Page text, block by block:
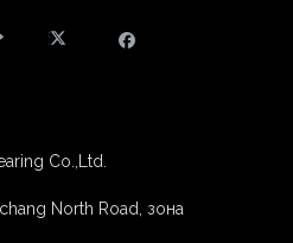
Co.,Ltd.
North Road, зона